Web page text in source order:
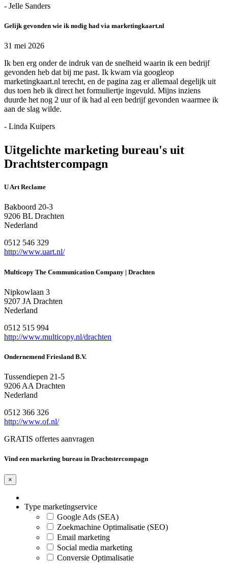
- Jelle Sanders
Gelijk gevonden wie ik nodig had via marketingkaart.nl
31 mei 2026
Ik ben erg onder de indruk van de snelheid waarin ik een bedrijf
gevonden heb dat bij me past. Ik kwam via googleop
marketingkaart.nl terecht, en de pagina zag er allemaal degelijk uit
dus toen heb ik direct het formuliertje ingevuld. Mijns inziens
duurde het nog 2 uur of ik had al een bedrijf gevonden waarmee ik
aan de slag wilde.
- Linda Kuipers
Uitgelichte marketing bureau's uit
Drachtstercompagn
U Art Reclame
Bakboord 20-3
9206 BL Drachten
Nederland
0512 546 329
http://www.uart.nl/
Multicopy The Communication Company | Drachten
Nipkowlaan 3
9207 JA Drachten
Nederland
0512 515 994
http://www.multicopy.nl/drachten
Ondernemend Friesland B.V.
Tussendiepen 21-5
9206 AA Drachten
Nederland
0512 366 326
http://www.of.nl/
GRATIS offertes aanvragen
Vind een marketing bureau in Drachtstercompagn
×
Type marketingservice
Google Ads (SEA)
Zoekmachine Optimalisatie (SEO)
Email marketing
Social media marketing
Conversie Optimalisatie